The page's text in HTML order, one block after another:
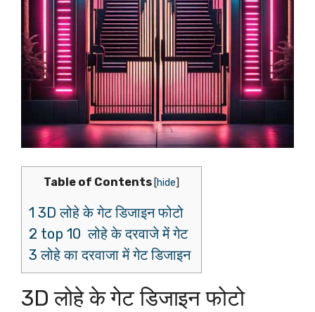
Table of Contents [hide]
1 3D लोहे के गेट डिजाइन फोटो
2 top 10 लोहे के दरवाजे में गेट
3 लोहे का दरवाजा में गेट डिजाइन
3D लोहे के गेट डिजाइन फोटो